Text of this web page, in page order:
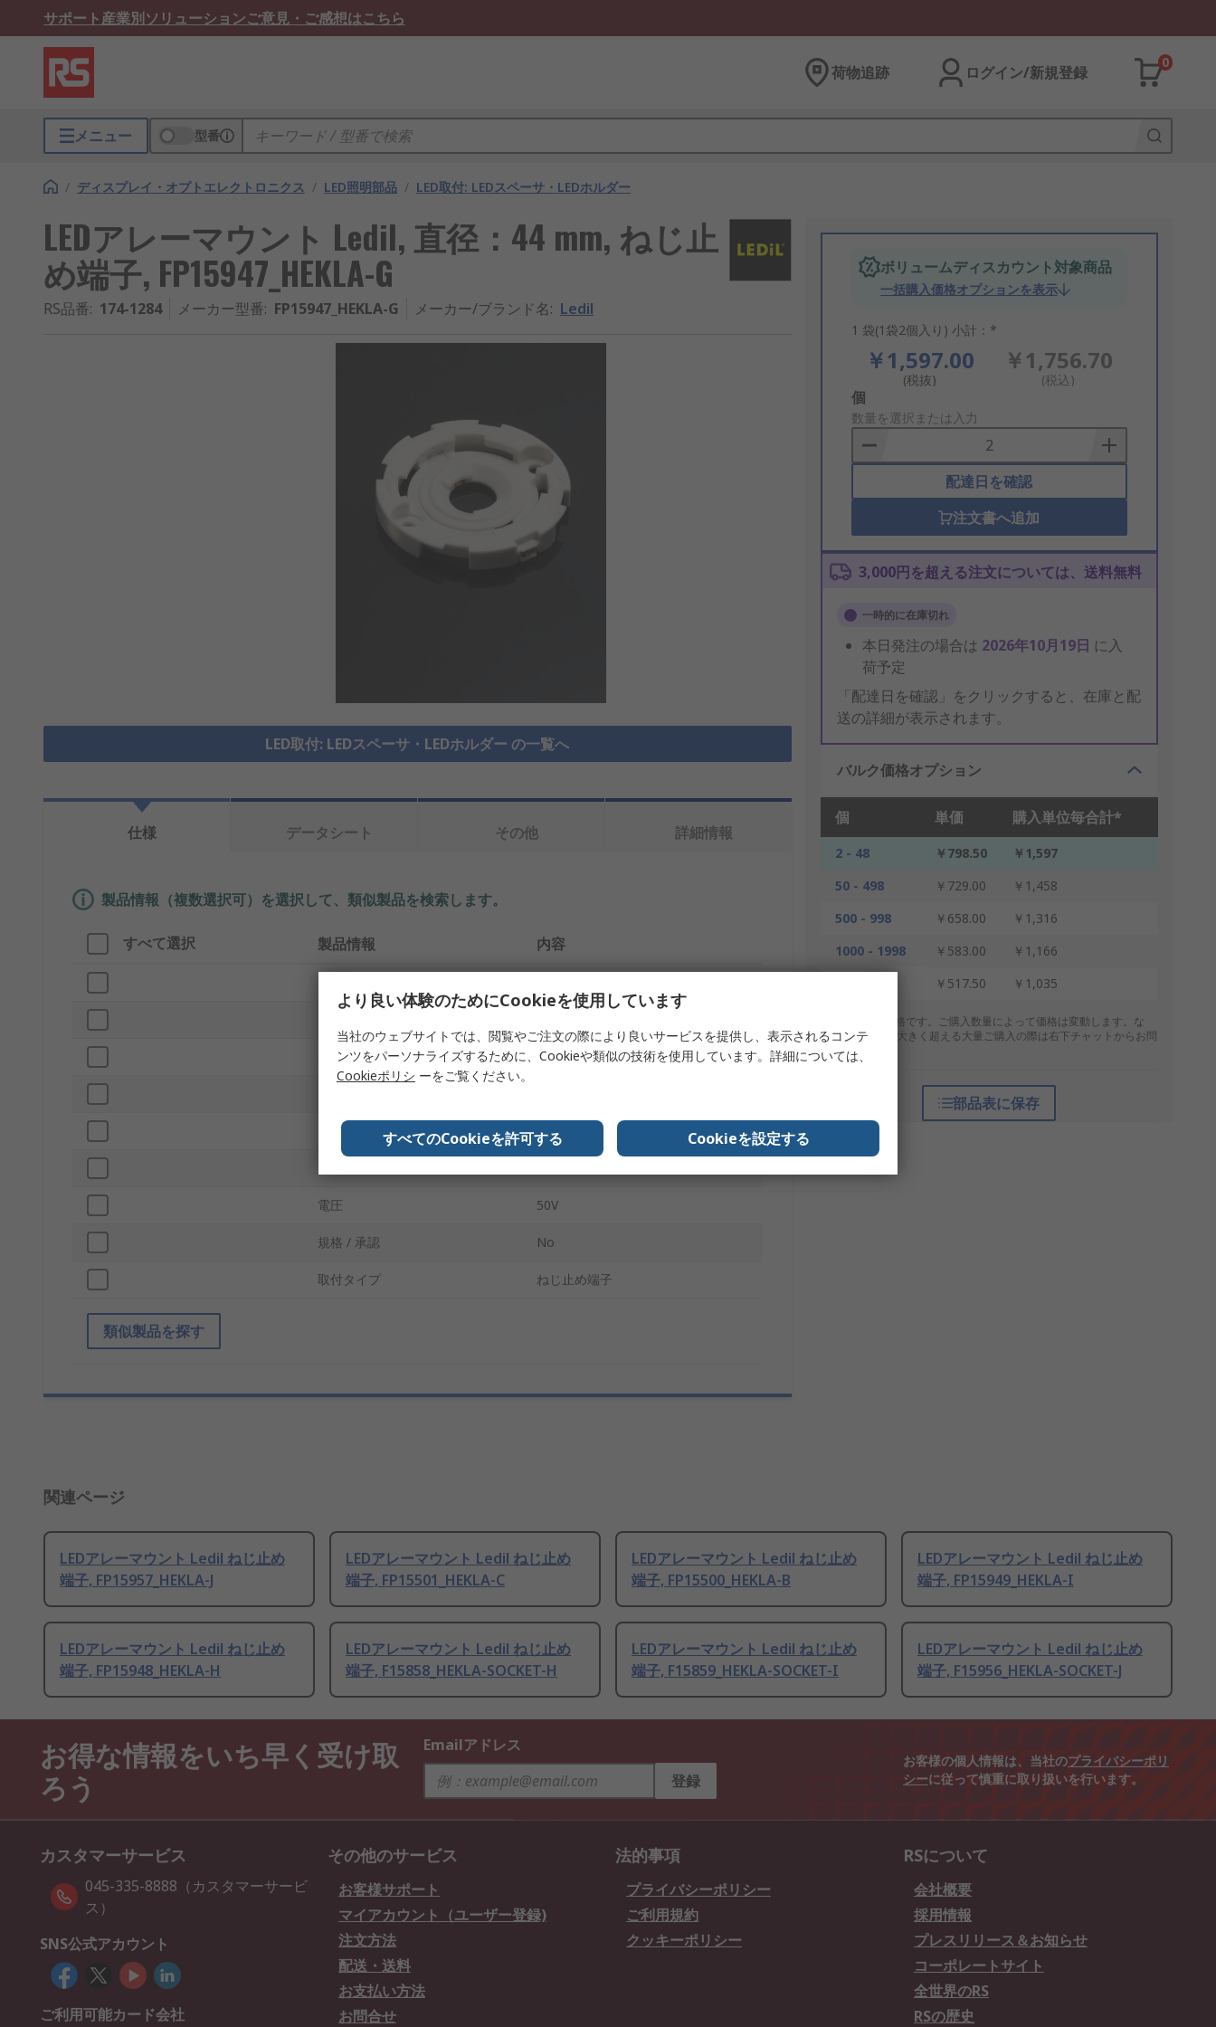
サポート産業別ソリューションご意見・ご感想はこちら
荷物追跡 ログイン/新規登録
0
メニュー 型番
/ ディスプレイ・オプトエレクトロニクス / LED照明部品 / LED取付: LEDスペーサ・LEDホルダー
LEDアレーマウント Ledil, 直径：44 mm, ねじ止
め端子, FP15947_HEKLA-G
RS品番: 174-1284 メーカー型番: FP15947_HEKLA-G メーカー/ブランド名: Ledil
LED取付: LEDスペーサ・LEDホルダー の一覧へ
ボリュームディスカウント対象商品
一括購入価格オプションを表示
1 袋(1袋2個入り) 小計：*
￥1,597.00
(税抜)
￥1,756.70
(税込)
Add
to
Basket
個
数量を選択または入力
配達日を確認
注文書へ追加
3,000円を超える注文については、送料無料
一時的に在庫切れ
本日発注の場合は 2026年10月19日 に入
荷予定
「配達日を確認」をクリックすると、在庫と配
送の詳細が表示されます。
バルク価格オプション
個 単価 購入単位毎合計*
2 - 48 ￥798.50
￥1,597
50 - 498
￥729.00
￥1,458
500 - 998
￥658.00
￥1,316
1000 - 1998
￥583.00
￥1,166
￥517.50 ￥1,035
* 表示は参考価格です。ご購入数量によって価格は変動します。な
お、上記数量を大きく超える大量ご購入の際は右下チャットからお問
合せください。
部品表に保存
仕様 データシート その他 詳細情報
製品情報（複数選択可）を選択して、類似製品を検索します。
すべて選択 製品情報 内容
直径 44mm
LED数 1
電圧 50V
規格 / 承認 No
取付タイプ ねじ止め端子
類似製品を探す
関連ページ
LEDアレーマウント Ledil ねじ止め
端子, FP15957_HEKLA-J
LEDアレーマウント Ledil ねじ止め
端子, FP15501_HEKLA-C
LEDアレーマウント Ledil ねじ止め
端子, FP15500_HEKLA-B
LEDアレーマウント Ledil ねじ止め
端子, FP15949_HEKLA-I
LEDアレーマウント Ledil ねじ止め
端子, FP15948_HEKLA-H
LEDアレーマウント Ledil ねじ止め
端子, F15858_HEKLA-SOCKET-H
LEDアレーマウント Ledil ねじ止め
端子, F15859_HEKLA-SOCKET-I
LEDアレーマウント Ledil ねじ止め
端子, F15956_HEKLA-SOCKET-J
お得な情報をいち早く受け取
ろう
Emailアドレス
登録
お客様の個人情報は、当社のプライバシーポリ
シーに従って慎重に取り扱いを行います。
カスタマーサービス
045-335-8888（カスタマーサービ
ス）
SNS公式アカウント
ご利用可能カード会社
その他のサービス
お客様サポート
マイアカウント（ユーザー登録)
注文方法
配送・送料
お支払い方法
お問合せ
法的事項
プライバシーポリシー
ご利用規約
クッキーポリシー
RSについて
会社概要
採用情報
プレスリリース＆お知らせ
コーポレートサイト
全世界のRS
RSの歴史
より良い体験のためにCookieを使用しています
当社のウェブサイトでは、閲覧やご注文の際により良いサービスを提供し、表示されるコンテ
ンツをパーソナライズするために、Cookieや類似の技術を使用しています。詳細については、
Cookieポリシ ーをご覧ください。
すべてのCookieを許可する Cookieを設定する